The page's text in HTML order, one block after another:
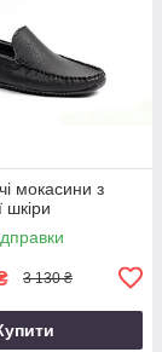
мокасини з
шкіри
3 130 ₴